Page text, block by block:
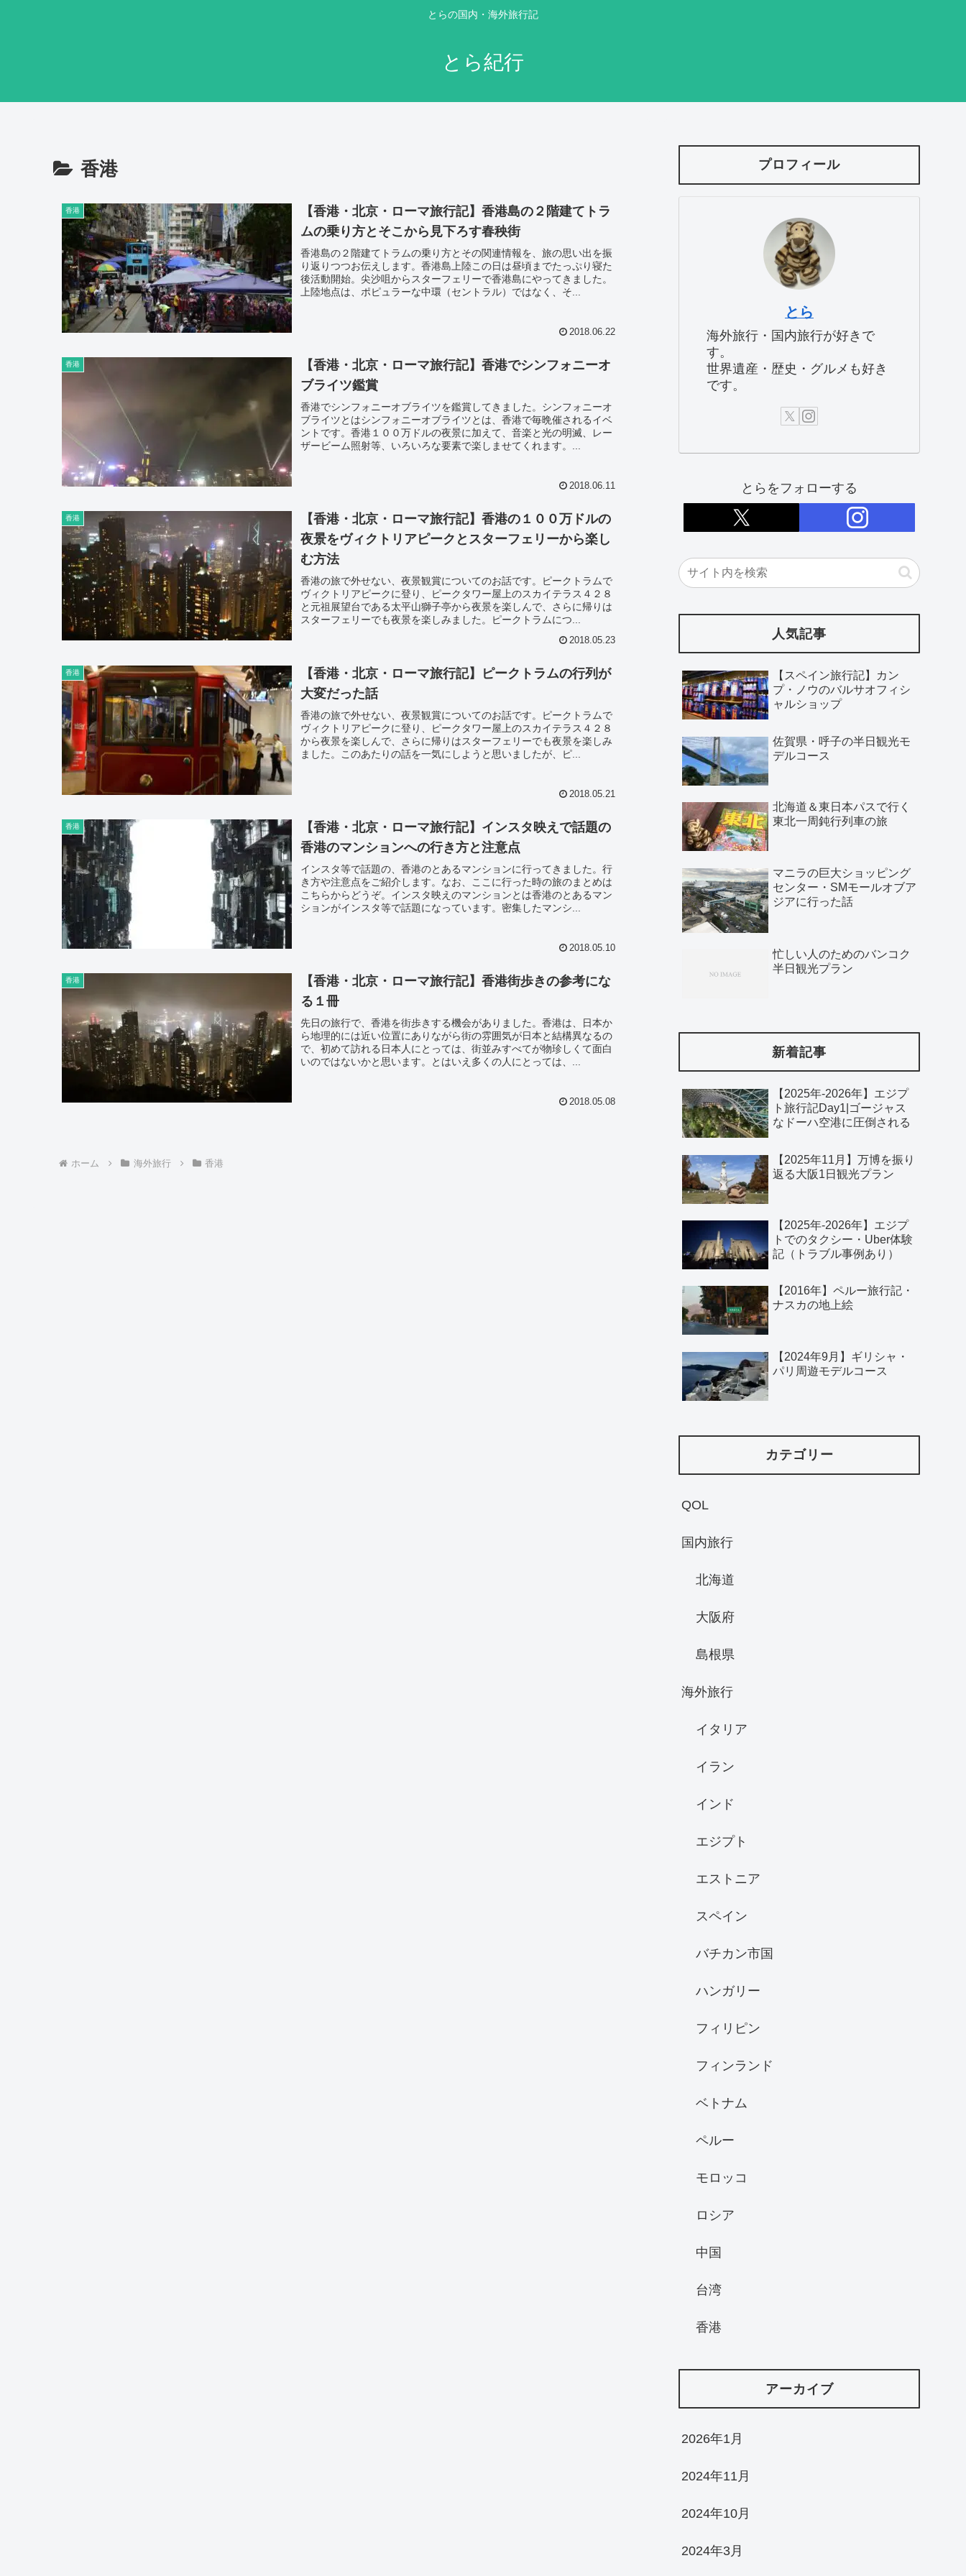
とらの国内・海外旅行記
とら紀行
香港
香港
【香港・北京・ローマ旅行記】香港島の２階建てトラ
ムの乗り方とそこから見下ろす春秧街
香港島の２階建てトラムの乗り方とその関連情報を、旅の思い出を振
り返りつつお伝えします。香港島上陸この日は昼頃までたっぷり寝た
後活動開始。尖沙咀からスターフェリーで香港島にやってきました。
上陸地点は、ポピュラーな中環（セントラル）ではなく、そ...
2018.06.22
香港
【香港・北京・ローマ旅行記】香港でシンフォニーオ
ブライツ鑑賞
香港でシンフォニーオブライツを鑑賞してきました。シンフォニーオ
ブライツとはシンフォニーオブライツとは、香港で毎晩催されるイベ
ントです。香港１００万ドルの夜景に加えて、音楽と光の明滅、レー
ザービーム照射等、いろいろな要素で楽しませてくれます。...
2018.06.11
香港
【香港・北京・ローマ旅行記】香港の１００万ドルの
夜景をヴィクトリアピークとスターフェリーから楽し
む方法
香港の旅で外せない、夜景観賞についてのお話です。ピークトラムで
ヴィクトリアピークに登り、ピークタワー屋上のスカイテラス４２８
と元祖展望台である太平山獅子亭から夜景を楽しんで、さらに帰りは
スターフェリーでも夜景を楽しみました。ピークトラムにつ...
2018.05.23
香港
【香港・北京・ローマ旅行記】ピークトラムの行列が
大変だった話
香港の旅で外せない、夜景観賞についてのお話です。ピークトラムで
ヴィクトリアピークに登り、ピークタワー屋上のスカイテラス４２８
から夜景を楽しんで、さらに帰りはスターフェリーでも夜景を楽しみ
ました。このあたりの話を一気にしようと思いましたが、ピ...
2018.05.21
香港
【香港・北京・ローマ旅行記】インスタ映えで話題の
香港のマンションへの行き方と注意点
インスタ等で話題の、香港のとあるマンションに行ってきました。行
き方や注意点をご紹介します。なお、ここに行った時の旅のまとめは
こちらからどうぞ。インスタ映えのマンションとは香港のとあるマン
ションがインスタ等で話題になっています。密集したマンシ...
2018.05.10
香港
【香港・北京・ローマ旅行記】香港街歩きの参考にな
る１冊
先日の旅行で、香港を街歩きする機会がありました。香港は、日本か
ら地理的には近い位置にありながら街の雰囲気が日本と結構異なるの
で、初めて訪れる日本人にとっては、街並みすべてが物珍しくて面白
いのではないかと思います。とはいえ多くの人にとっては、...
2018.05.08
ホーム 海外旅行 香港
プロフィール
とら
海外旅行・国内旅行が好きで
す。
世界遺産・歴史・グルメも好き
です。
とらをフォローする
人気記事
【スペイン旅行記】カン
プ・ノウのバルサオフィシ
ャルショップ
佐賀県・呼子の半日観光モ
デルコース
北海道＆東日本パスで行く
東北一周鈍行列車の旅
マニラの巨大ショッピング
センター・SMモールオブア
ジアに行った話
忙しい人のためのバンコク
半日観光プラン
新着記事
【2025年-2026年】エジプ
ト旅行記Day1|ゴージャス
なドーハ空港に圧倒される
【2025年11月】万博を振り
返る大阪1日観光プラン
【2025年-2026年】エジプ
トでのタクシー・Uber体験
記（トラブル事例あり）
【2016年】ペルー旅行記・
ナスカの地上絵
【2024年9月】ギリシャ・
パリ周遊モデルコース
カテゴリー
QOL
国内旅行
北海道
大阪府
島根県
海外旅行
イタリア
イラン
インド
エジプト
エストニア
スペイン
バチカン市国
ハンガリー
フィリピン
フィンランド
ベトナム
ペルー
モロッコ
ロシア
中国
台湾
香港
アーカイブ
2026年1月
2024年11月
2024年10月
2024年3月